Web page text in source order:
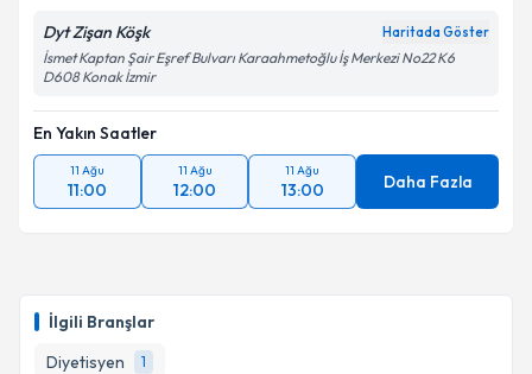
İlgili Branşlar
Diyetisyen
1
Dyt Zişan Köşk Haritada Göster
İsmet Kaptan Şair Eşref Bulvarı Karaahmetoğlu İş Merkezi No22 K6
D608 Konak İzmir
En Yakın Saatler
11 Ağu
11:00
11 Ağu
12:00
11 Ağu
13:00 Daha Fazla